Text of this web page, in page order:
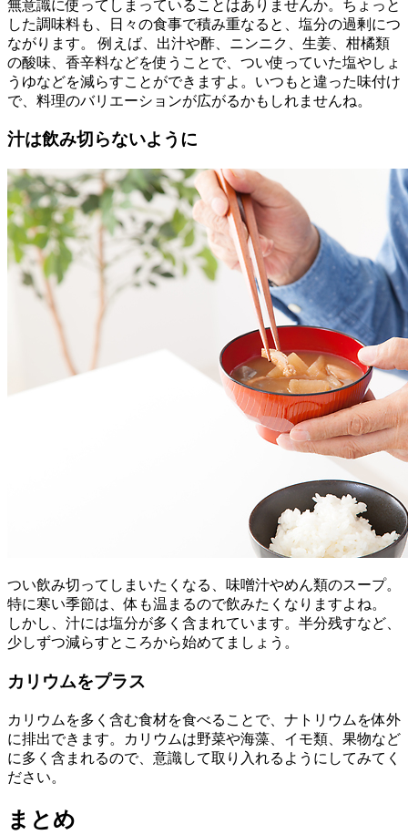
無意識に使ってしまっていることはありませんか。ちょっと
した調味料も、日々の食事で積み重なると、塩分の過剰につ
ながります。 例えば、出汁や酢、ニンニク、生姜、柑橘類
の酸味、香辛料などを使うことで、つい使っていた塩やしょ
うゆなどを減らすことができますよ。いつもと違った味付け
で、料理のバリエーションが広がるかもしれませんね。
汁は飲み切らないように
つい飲み切ってしまいたくなる、味噌汁やめん類のスープ。
特に寒い季節は、体も温まるので飲みたくなりますよね。
しかし、汁には塩分が多く含まれています。半分残すなど、
少しずつ減らすところから始めてましょう。
カリウムをプラス
カリウムを多く含む食材を食べることで、ナトリウムを体外
に排出できます。カリウムは野菜や海藻、イモ類、果物など
に多く含まれるので、意識して取り入れるようにしてみてく
ださい。
まとめ